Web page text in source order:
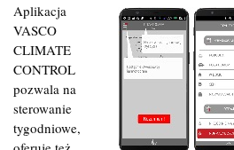
Aplikacja
VASCO
CLIMATE
CONTROL
pozwala na
sterowanie
tygodniowe,